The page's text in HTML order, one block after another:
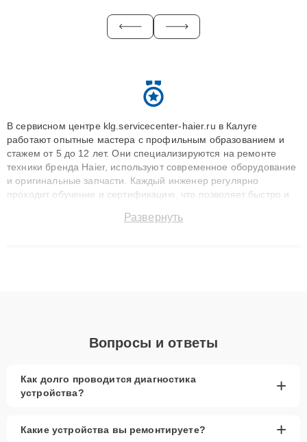
В сервисном центре klg.servicecenter-haier.ru в Калуге
работают опытные мастера с профильным образованием и
стажем от 5 до 12 лет. Они специализируются на ремонте
техники бренда Haier, используют современное оборудование
и оригинальные запчасти. Каждый инженер регулярно
проходит обучение и сертификацию, что позволяет быстро и
сохранением гарантии до 3 лет. Наши мастера решают
Развернуть
Вопросы и ответы
Как долго проводится диагностика
устройства?
+
Какие устройства вы ремонтируете? +